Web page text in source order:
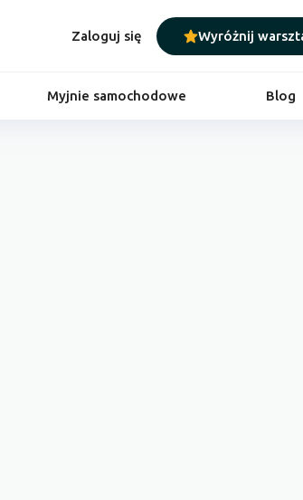
Zaloguj się Wyróżnij
Myjnie samochodowe Blog